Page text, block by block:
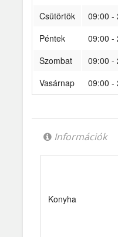
Csütörtök
09:00 -
Péntek
09:00 -
Szombat
09:00 -
Vasárnap
09:00 -
Információk
Konyha